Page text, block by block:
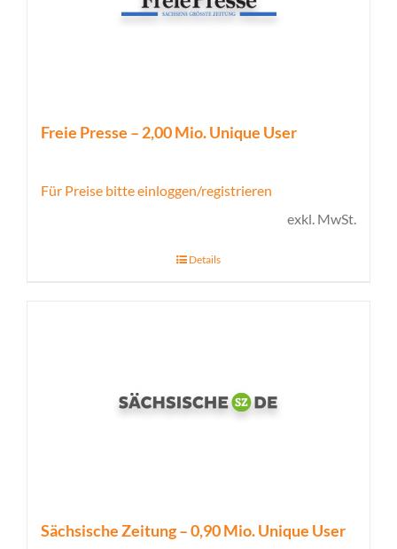
Freie Presse – 2,00 Mio. Unique User
Für Preise bitte einloggen/registrieren
exkl. MwSt.
Details
Sächsische Zeitung – 0,90 Mio. Unique User